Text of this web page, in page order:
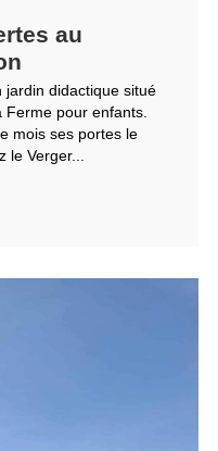
au
jardin didactique situé
pour enfants.
mois ses portes le
Verger...